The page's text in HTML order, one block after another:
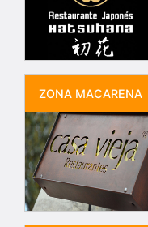
ZONA MACARENA